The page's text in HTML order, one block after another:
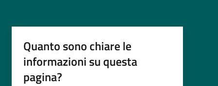
Quanto sono chiare le
informazioni su questa
pagina?